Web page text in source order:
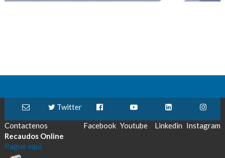
Contactenos
Twitter
Facebook Youtube Linkedin Instagram
Recaudos Online
Pague aquí